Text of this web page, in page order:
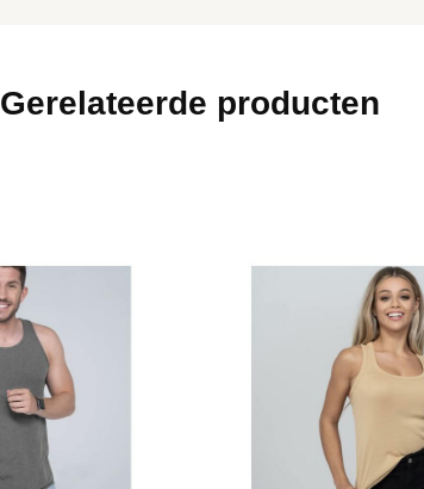
Gerelateerde producten